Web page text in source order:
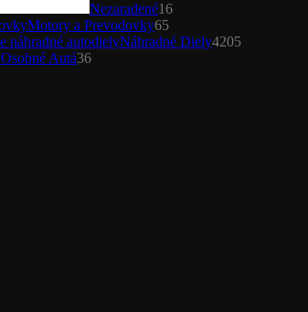
Nezaradené16
Motory a Prevodovky6565
produktov
Náhradné Diely42054205
Osobné Autá3636